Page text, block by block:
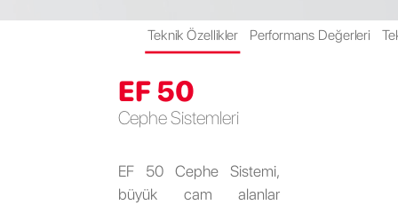
Teknik Özellikler Performans Değerleri
EF 50
Cephe Sistemleri
EF 50 Cephe Sistemi,
büyük cam alanlar